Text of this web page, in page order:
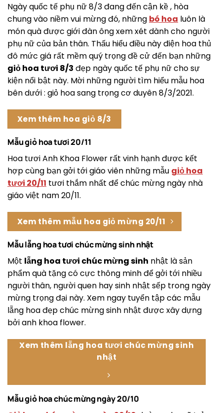
Ngày quốc tế phụ nữ 8/3 đang đến cận kề , hòa
chung vào niềm vui mừng đó, những bó hoa luôn là
món quà được giới đàn ông xem xét dành cho người
phụ nữ của bản thân. Thấu hiểu điều này điện hoa thủ
đô mức giá rất mềm quý trọng đề cử đến bạn những
giỏ hoa tươi 8/3 đẹp ngày quốc tế phụ nữ cho sự
kiện nổi bật này. Mời những người tìm hiểu mẫu hoa
bên dưới : giỏ hoa sang trọng cơ duyên 8/3/2021.
Xem thêm hoa giỏ 8/3
Mẫu giỏ hoa tươi 20/11
Hoa tươi Anh Khoa Flower rất vinh hạnh được kết
hợp cùng bạn gởi tới giáo viên những mẫu giỏ hoa
tươi 20/11 tươi thắm nhất để chúc mừng ngày nhà
giáo việt nam 20/11.
Xem thêm mẫu hoa giỏ mừng 20/11
Mẫu lẵng hoa tươi chúc mừng sinh nhật
Một lẵng hoa tươi chúc mừng sinh nhật là sản
phẩm quà tặng có cực thông minh để gởi tới nhiều
người thân, người quen hay sinh nhật sếp trong ngày
mừng trọng đại này. Xem ngay tuyển tập các mẫu
lẵng hoa đẹp chúc mừng sinh nhật được xây dựng
bởi anh khoa flower.
Xem thêm lẵng hoa tươi chúc mừng sinh
nhật
Mẫu giỏ hoa chúc mừng ngày 20/10